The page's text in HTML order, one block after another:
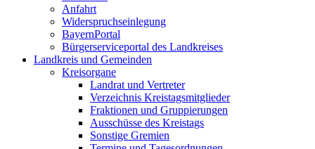
Anfahrt
Widerspruchseinlegung
BayernPortal
Bürgerserviceportal des Landkreises
Landkreis und Gemeinden
Kreisorgane
Landrat und Vertreter
Verzeichnis Kreistagsmitglieder
Fraktionen und Gruppierungen
Ausschüsse des Kreistags
Sonstige Gremien